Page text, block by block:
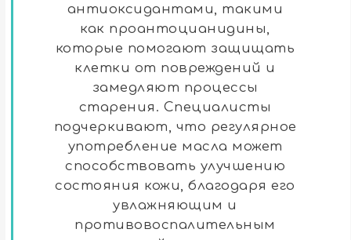
антиоксидантами, такими
как проантоцианидины,
которые помогают защищать
клетки от повреждений и
замедляют процессы
старения. Специалисты
подчеркивают, что регулярное
употребление масла может
способствовать улучшению
состояния кожи, благодаря его
увлажняющим и
противовоспалительным